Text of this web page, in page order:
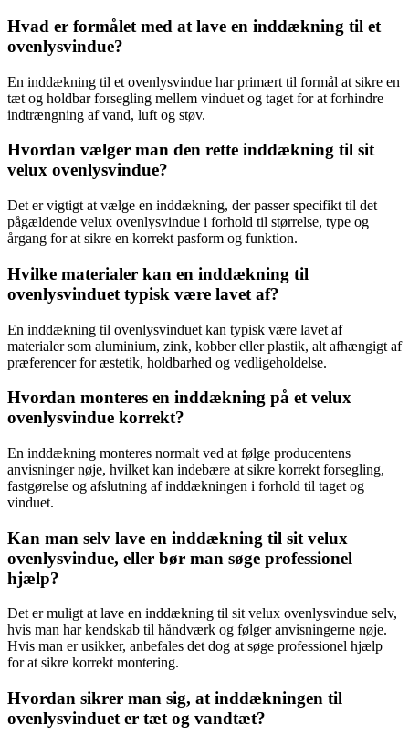
Hvad er formålet med at lave en inddækning til et
ovenlysvindue?
En inddækning til et ovenlysvindue har primært til formål at sikre en
tæt og holdbar forsegling mellem vinduet og taget for at forhindre
indtrængning af vand, luft og støv.
Hvordan vælger man den rette inddækning til sit
velux ovenlysvindue?
Det er vigtigt at vælge en inddækning, der passer specifikt til det
pågældende velux ovenlysvindue i forhold til størrelse, type og
årgang for at sikre en korrekt pasform og funktion.
Hvilke materialer kan en inddækning til
ovenlysvinduet typisk være lavet af?
En inddækning til ovenlysvinduet kan typisk være lavet af
materialer som aluminium, zink, kobber eller plastik, alt afhængigt af
præferencer for æstetik, holdbarhed og vedligeholdelse.
Hvordan monteres en inddækning på et velux
ovenlysvindue korrekt?
En inddækning monteres normalt ved at følge producentens
anvisninger nøje, hvilket kan indebære at sikre korrekt forsegling,
fastgørelse og afslutning af inddækningen i forhold til taget og
vinduet.
Kan man selv lave en inddækning til sit velux
ovenlysvindue, eller bør man søge professionel
hjælp?
Det er muligt at lave en inddækning til sit velux ovenlysvindue selv,
hvis man har kendskab til håndværk og følger anvisningerne nøje.
Hvis man er usikker, anbefales det dog at søge professionel hjælp
for at sikre korrekt montering.
Hvordan sikrer man sig, at inddækningen til
ovenlysvinduet er tæt og vandtæt?